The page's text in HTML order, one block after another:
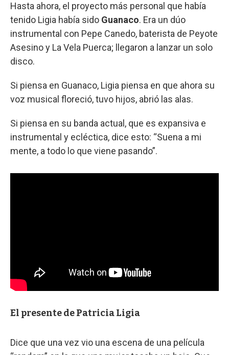
Hasta ahora, el proyecto más personal que había
tenido Ligia había sido Guanaco. Era un dúo
instrumental con Pepe Canedo, baterista de Peyote
Asesino y La Vela Puerca; llegaron a lanzar un solo
disco.
Si piensa en Guanaco, Ligia piensa en que ahora su
voz musical floreció, tuvo hijos, abrió las alas.
Si piensa en su banda actual, que es expansiva e
instrumental y ecléctica, dice esto: “Suena a mi
mente, a todo lo que viene pasando”.
El presente de Patricia Ligia
Dice que una vez vio una escena de una película